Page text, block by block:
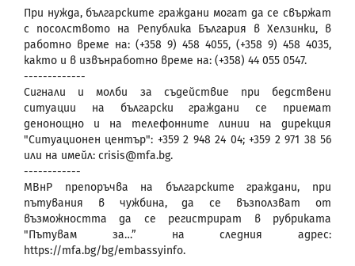
При нужда, българските граждани могат да се свържат
с посолството на Република България в Хелзинки, в
работно време на: (+358 9) 458 4055, (+358 9) 458 4035,
както и в извънработно време на: (+358) 44 055 0547.
-------------
Сигнали и молби за съдействие при бедствени
ситуации на български граждани се приемат
денонощно и на телефонните линии на дирекция
"Ситуационен център": +359 2 948 24 04; +359 2 971 38 56
или на имейл: crisis@mfa.bg.
------------
МВнР препоръчва на българските граждани, при
пътувания в чужбина, да се възползват от
възможността да се регистрират в рубриката
"Пътувам за…” на следния адрес:
https://mfa.bg/bg/embassyinfo.